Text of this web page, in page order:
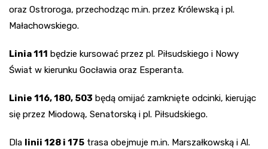
oraz Ostroroga, przechodząc m.in. przez Królewską i pl.
Małachowskiego.
Linia 111 będzie kursować przez pl. Piłsudskiego i Nowy
Świat w kierunku Gocławia oraz Esperanta.
Linie 116, 180, 503 będą omijać zamknięte odcinki, kierując
się przez Miodową, Senatorską i pl. Piłsudskiego.
Dla linii 128 i 175 trasa obejmuje m.in. Marszałkowską i Al.